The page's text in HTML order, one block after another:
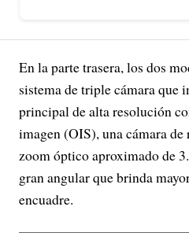
En la parte trasera, los dos
sistema de triple cámara que
principal de alta resolución
imagen (OIS), una cámara
zoom óptico aproximado de
gran angular que brinda
encuadre.